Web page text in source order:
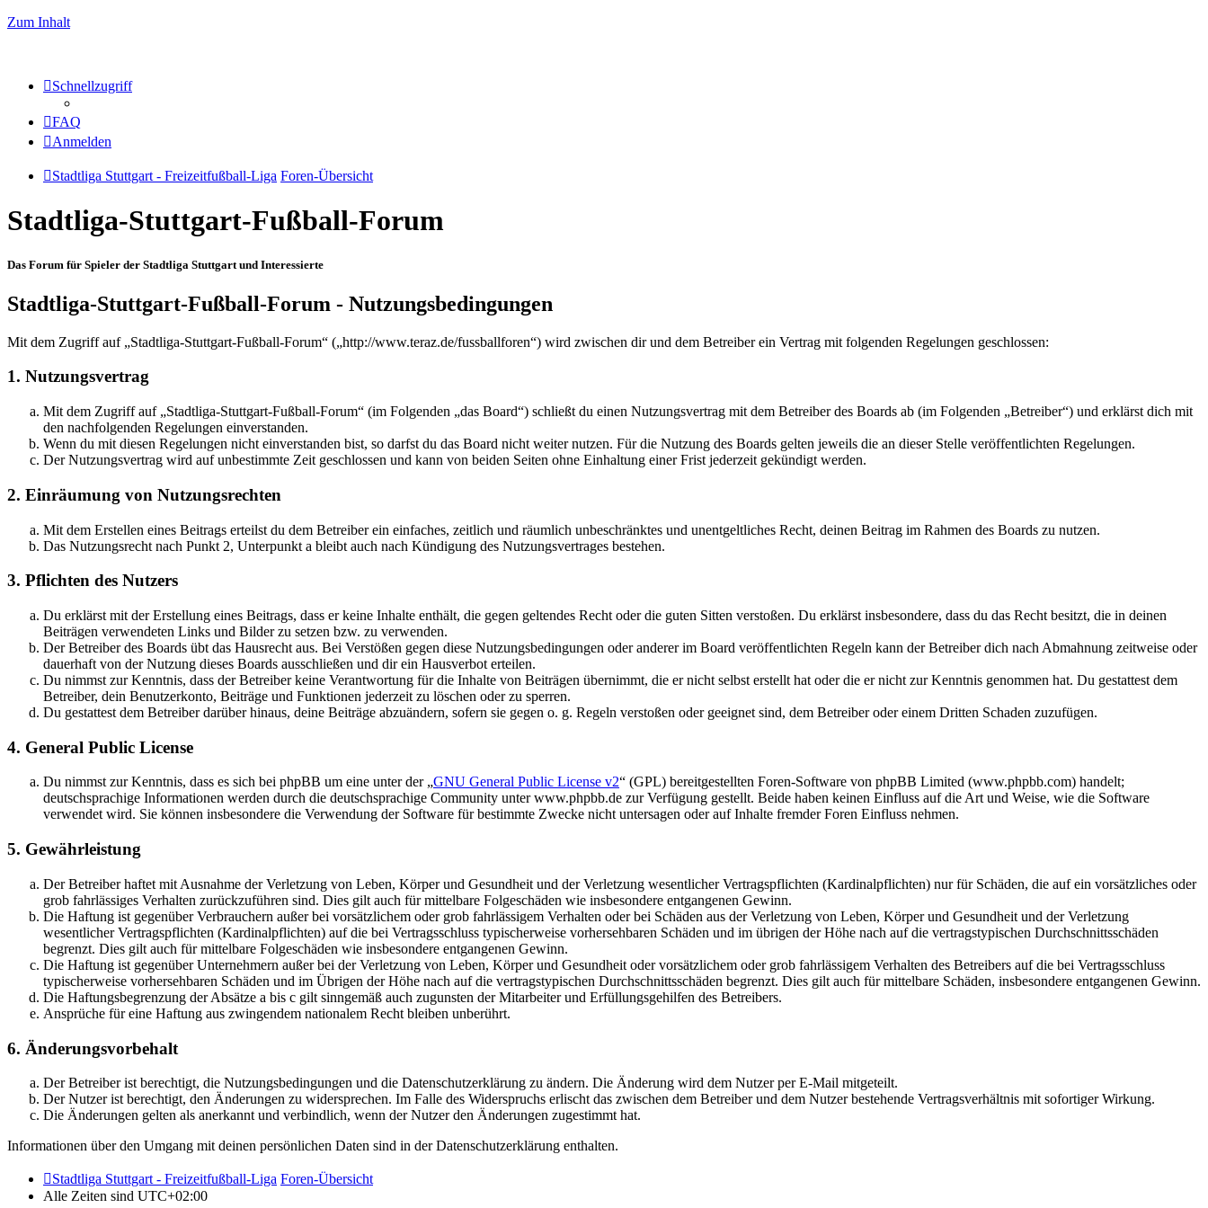
Zum Inhalt
Schnellzugriff
FAQ
Anmelden
Stadtliga Stuttgart - Freizeitfußball-Liga Foren-Übersicht
Stadtliga-Stuttgart-Fußball-Forum
Das Forum für Spieler der Stadtliga Stuttgart und Interessierte
Stadtliga-Stuttgart-Fußball-Forum - Nutzungsbedingungen
Mit dem Zugriff auf „Stadtliga-Stuttgart-Fußball-Forum“ („http://www.teraz.de/fussballforen“) wird zwischen dir und dem Betreiber ein Vertrag mit folgenden Regelungen geschlossen:
1. Nutzungsvertrag
Mit dem Zugriff auf „Stadtliga-Stuttgart-Fußball-Forum“ (im Folgenden „das Board“) schließt du einen Nutzungsvertrag mit dem Betreiber des Boards ab (im Folgenden „Betreiber“) und erklärst dich mit
den nachfolgenden Regelungen einverstanden.
Wenn du mit diesen Regelungen nicht einverstanden bist, so darfst du das Board nicht weiter nutzen. Für die Nutzung des Boards gelten jeweils die an dieser Stelle veröffentlichten Regelungen.
Der Nutzungsvertrag wird auf unbestimmte Zeit geschlossen und kann von beiden Seiten ohne Einhaltung einer Frist jederzeit gekündigt werden.
2. Einräumung von Nutzungsrechten
Mit dem Erstellen eines Beitrags erteilst du dem Betreiber ein einfaches, zeitlich und räumlich unbeschränktes und unentgeltliches Recht, deinen Beitrag im Rahmen des Boards zu nutzen.
Das Nutzungsrecht nach Punkt 2, Unterpunkt a bleibt auch nach Kündigung des Nutzungsvertrages bestehen.
3. Pflichten des Nutzers
Du erklärst mit der Erstellung eines Beitrags, dass er keine Inhalte enthält, die gegen geltendes Recht oder die guten Sitten verstoßen. Du erklärst insbesondere, dass du das Recht besitzt, die in deinen
Beiträgen verwendeten Links und Bilder zu setzen bzw. zu verwenden.
Der Betreiber des Boards übt das Hausrecht aus. Bei Verstößen gegen diese Nutzungsbedingungen oder anderer im Board veröffentlichten Regeln kann der Betreiber dich nach Abmahnung zeitweise oder
dauerhaft von der Nutzung dieses Boards ausschließen und dir ein Hausverbot erteilen.
Du nimmst zur Kenntnis, dass der Betreiber keine Verantwortung für die Inhalte von Beiträgen übernimmt, die er nicht selbst erstellt hat oder die er nicht zur Kenntnis genommen hat. Du gestattest dem
Betreiber, dein Benutzerkonto, Beiträge und Funktionen jederzeit zu löschen oder zu sperren.
Du gestattest dem Betreiber darüber hinaus, deine Beiträge abzuändern, sofern sie gegen o. g. Regeln verstoßen oder geeignet sind, dem Betreiber oder einem Dritten Schaden zuzufügen.
4. General Public License
Du nimmst zur Kenntnis, dass es sich bei phpBB um eine unter der „GNU General Public License v2“ (GPL) bereitgestellten Foren-Software von phpBB Limited (www.phpbb.com) handelt;
deutschsprachige Informationen werden durch die deutschsprachige Community unter www.phpbb.de zur Verfügung gestellt. Beide haben keinen Einfluss auf die Art und Weise, wie die Software
verwendet wird. Sie können insbesondere die Verwendung der Software für bestimmte Zwecke nicht untersagen oder auf Inhalte fremder Foren Einfluss nehmen.
5. Gewährleistung
Der Betreiber haftet mit Ausnahme der Verletzung von Leben, Körper und Gesundheit und der Verletzung wesentlicher Vertragspflichten (Kardinalpflichten) nur für Schäden, die auf ein vorsätzliches oder
grob fahrlässiges Verhalten zurückzuführen sind. Dies gilt auch für mittelbare Folgeschäden wie insbesondere entgangenen Gewinn.
Die Haftung ist gegenüber Verbrauchern außer bei vorsätzlichem oder grob fahrlässigem Verhalten oder bei Schäden aus der Verletzung von Leben, Körper und Gesundheit und der Verletzung
wesentlicher Vertragspflichten (Kardinalpflichten) auf die bei Vertragsschluss typischerweise vorhersehbaren Schäden und im übrigen der Höhe nach auf die vertragstypischen Durchschnittsschäden
begrenzt. Dies gilt auch für mittelbare Folgeschäden wie insbesondere entgangenen Gewinn.
Die Haftung ist gegenüber Unternehmern außer bei der Verletzung von Leben, Körper und Gesundheit oder vorsätzlichem oder grob fahrlässigem Verhalten des Betreibers auf die bei Vertragsschluss
typischerweise vorhersehbaren Schäden und im Übrigen der Höhe nach auf die vertragstypischen Durchschnittsschäden begrenzt. Dies gilt auch für mittelbare Schäden, insbesondere entgangenen Gewinn.
Die Haftungsbegrenzung der Absätze a bis c gilt sinngemäß auch zugunsten der Mitarbeiter und Erfüllungsgehilfen des Betreibers.
Ansprüche für eine Haftung aus zwingendem nationalem Recht bleiben unberührt.
6. Änderungsvorbehalt
Der Betreiber ist berechtigt, die Nutzungsbedingungen und die Datenschutzerklärung zu ändern. Die Änderung wird dem Nutzer per E-Mail mitgeteilt.
Der Nutzer ist berechtigt, den Änderungen zu widersprechen. Im Falle des Widerspruchs erlischt das zwischen dem Betreiber und dem Nutzer bestehende Vertragsverhältnis mit sofortiger Wirkung.
Die Änderungen gelten als anerkannt und verbindlich, wenn der Nutzer den Änderungen zugestimmt hat.
Informationen über den Umgang mit deinen persönlichen Daten sind in der Datenschutzerklärung enthalten.
Stadtliga Stuttgart - Freizeitfußball-Liga Foren-Übersicht
Alle Zeiten sind UTC+02:00